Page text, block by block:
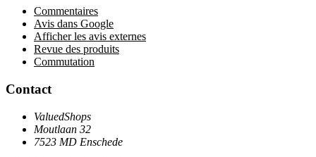
Commentaires
Avis dans Google
Afficher les avis externes
Revue des produits
Commutation
Contact
ValuedShops
Moutlaan 32
7523 MD Enschede